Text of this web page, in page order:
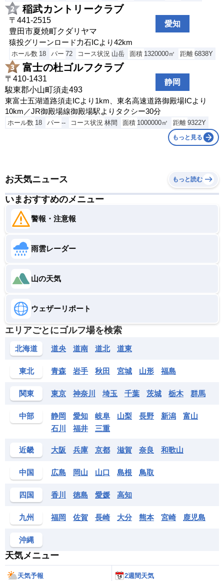
柏崎市大字宮川1345
柏崎シーサイドゴルフクラブ
柏崎市荒浜1-3-17
櫛形ゴルフ倶楽部
胎内市小牧台900
グリーンヒル長岡ゴルフ倶楽部
長岡市柿町4221
ゴールド越後湯沢カントリークラブ
南魚沼郡湯沢町小坂
笹神五頭ゴルフ倶楽部
市営あらかわゴルフ場
下田城カントリー倶楽部
三条市大字楢山52
新発田市大字浦字城山1
胎内高原ゴルフ倶楽部
大新潟カントリークラブ 出雲崎コース
大新潟カントリークラブ 三条コース
津川カントリークラブ
東蒲原郡阿賀町大字栄山丙1774-1
十日町市伊達字反り掛甲2652-1
ときの郷ゴルフクラブ
佐渡市大字大小字花美沢724-2
長岡カントリー倶楽部
長岡市深沢町2564
胎内市村松浜字上原555
中峰ゴルフ倶楽部
新発田市本田130-4
新潟ゴルフ倶楽部
新潟サンライズゴルフコース
新津カントリークラブ
新潟市大字田家8500
日本海カントリークラブ
稲武カントリークラブ
愛知
〒441-2515
豊田市夏焼町クダリヤマ
猿投グリーンロード力石ICより42km
ホール数 18 パー 72 コース状況 山岳 面積 1320000㎡ 距離 6838Y
富士の杜ゴルフクラブ
静岡
〒410-1431
駿東郡小山町須走493
東富士五湖道路須走ICより1km、東名高速道路御殿場ICより
10km／JR御殿場線御殿場駅よりタクシー30分
ホール数 18 パー -- コース状況 林間 面積 1000000㎡ 距離 9322Y
もっと見る
お天気ニュース もっと読む
いまおすすめのメニュー
警報・注意報
雨雲レーダー
山の天気
ウェザーリポート
エリアごとにゴルフ場を検索
北海道 道央 道南 道北 道東
東北 青森 岩手 秋田 宮城 山形 福島
関東 東京 神奈川 埼玉 千葉 茨城 栃木 群馬
中部 静岡 愛知 岐阜 山梨 長野 新潟
富山
石川
福井 三重
近畿 大阪 兵庫 京都 滋賀 奈良 和歌山
中国 広島 岡山 山口 島根 鳥取
四国 香川 徳島 愛媛 高知
九州 福岡 佐賀 長崎 大分 熊本 宮崎 鹿児島
沖縄
天気メニュー
天気予報 2週間天気